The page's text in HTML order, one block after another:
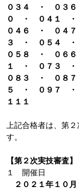
０３４ ・ ０３
０ ・ ０４１
０４６ ・ ０４
３ ・ ０５４
０５８ ・ ０６
１ ・ ０７３
０８３ ・ ０８
５ ・ ０９７
１１１
上記合格者は、第
す。
【第２次実技審査】
１ 開催日
２０２１年１０